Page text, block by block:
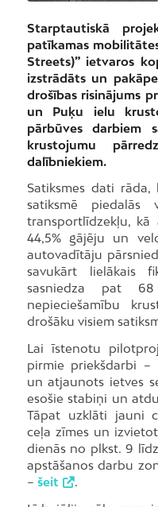
Starptautiskā
patīkamas
Streets)” ietvaros
izstrādāts un
drošības risinājums
un Puķu ielu
pārbūves darbiem
krustojumu
dalībniekiem.
Satiksmes dati
satiksmē
transportlīdzekļu,
44,5% gājēju un
autovadītāju
savukārt lielākais
sasniedza pat
nepieciešamību
drošāku visiem
Lai īstenotu
pirmie priekšdarbi –
un atjaunots ietves
esošie stabiņi un
Tāpat uzklāti jauni
ceļa zīmes un
dienās no plkst. 9
apstāšanos darbu
– šeit
.